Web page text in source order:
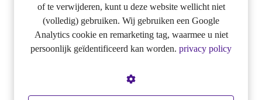
KvK nummer: 17.10.04.20
of te verwijderen, kunt u deze website wellicht niet
(volledig) gebruiken. Wij gebruiken een Google
Analytics cookie en remarketing tag, waarmee u niet
persoonlijk geïdentificeerd kan worden. privacy policy